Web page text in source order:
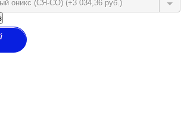
оникс (СЯ-СО) (+3 034,36 руб.)